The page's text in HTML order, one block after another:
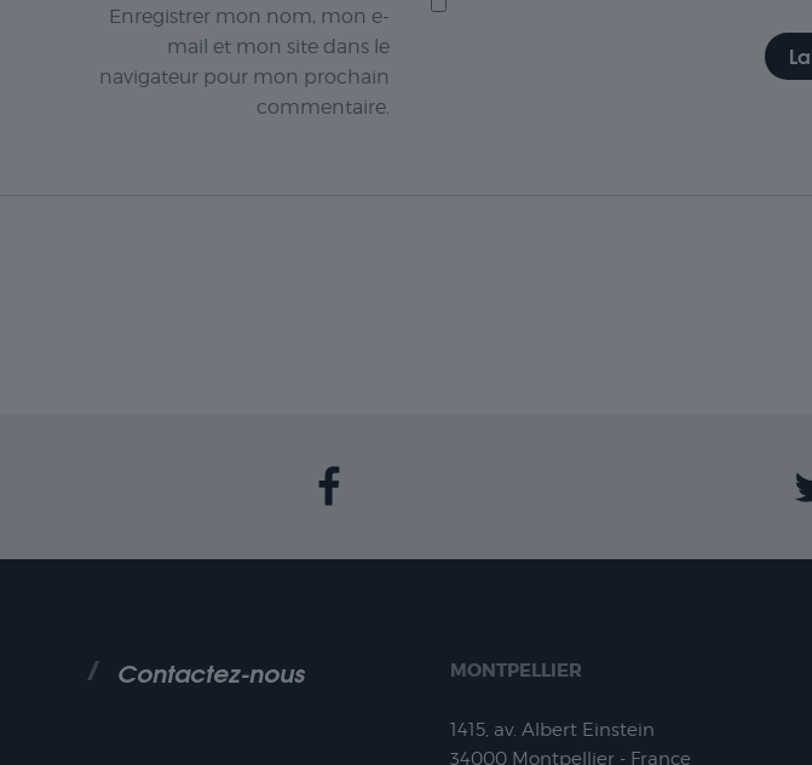
Enregistrer mon nom, mon e-
mail et mon site dans le
navigateur pour mon prochain
commentaire.
Contactez-nous MONTPELLIER
1415, av. Albert Einstein
34000 Montpellier - France